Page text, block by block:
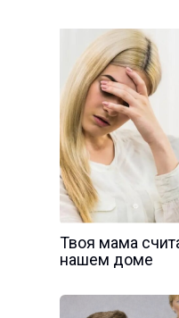
Твоя мама
нашем доме